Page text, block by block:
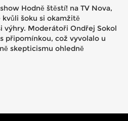
Hodně štěstí! na TV Nova,
šoku si okamžitě
výhry. Moderátoři Ondřej Sokol
připomínkou, což vyvolalo u
skepticismu ohledně